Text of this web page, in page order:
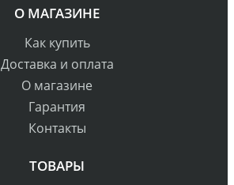
О МАГАЗИНЕ
Как купить
Доставка и оплата
О магазине
Гарантия
Контакты
ТОВАРЫ